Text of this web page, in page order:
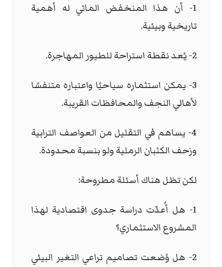
1- أن هذا المنخفض المائي له أهمية
تاريخية وبيئية.
2- يُعد نقطة استراحة للطيور المهاجرة.
3- يمكن استثماره سياحيًا واعتباره متنفسًا
لأهالي النجف والمحافظات القريبة.
4- يساهم في التقليل من العواصف الترابية
وزحف الكثبان الرملية ولو بنسبة محدودة.
لكن تظل هناك أسئلة مطروحة:
1- هل أُعدّت دراسة جدوى اقتصادية لهذا
المشروع الاستثماري؟
2- هل وُضعت تصاميم تراعي التغير البيئي